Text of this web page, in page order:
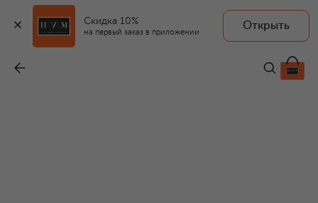
Скидка 10%
на первый заказ в приложении
Открыть
74 550 ₽